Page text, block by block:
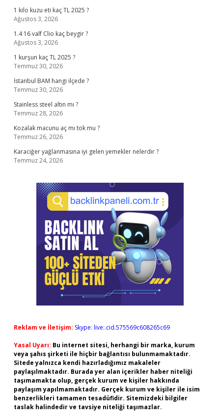
1 kilo kuzu eti kaç TL 2025 ?
Ağustos 3, 2026
1.4 16 valf Clio kaç beygir ?
Ağustos 3, 2026
1 kurşun kaç TL 2025 ?
Temmuz 30, 2026
İstanbul BAM hangi ilçede ?
Temmuz 30, 2026
Stainless steel altın mı ?
Temmuz 28, 2026
Kozalak macunu aç mı tok mu ?
Temmuz 26, 2026
Karaciğer yağlanmasına iyi gelen yemekler nelerdir ?
Temmuz 24, 2026
Reklam ve İletişim: Skype: live:.cid.575569c608265c69
Yasal Uyarı: Bu internet sitesi, herhangi bir marka, kurum
veya şahıs şirketi ile hiçbir bağlantısı bulunmamaktadır.
Sitede yalnızca kendi hazırladığımız makaleler
paylaşılmaktadır. Burada yer alan içerikler haber niteliği
taşımamakta olup, gerçek kurum ve kişiler hakkında
paylaşım yapılmamaktadır. Gerçek kurum ve kişiler ile isim
benzerlikleri tamamen tesadüfidir. Sitemizdeki bilgiler
taslak halindedir ve tavsiye niteliği taşımazlar.